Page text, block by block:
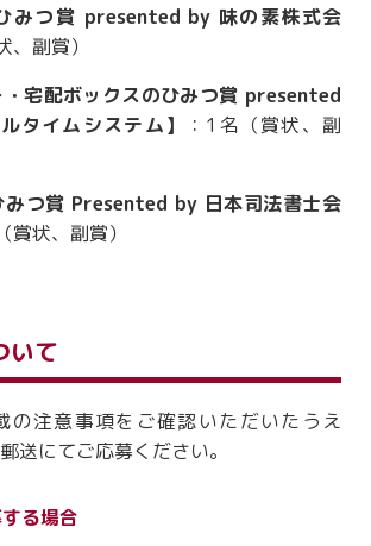
みつ賞 presented by 味の素株式会
、副賞）
・宅配ボックスのひみつ賞 presented
タイムシステム】
：1名（賞状、副
みつ賞 Presented by 日本司法書士会
賞状、副賞）
いて
の注意事項をご確認いただいたうえ
送にてご応募ください。
る場合